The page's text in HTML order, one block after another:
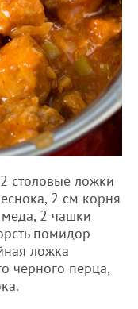
столовые ложки
2 см корня
2 чашки
помидор
ложка
черного перца,